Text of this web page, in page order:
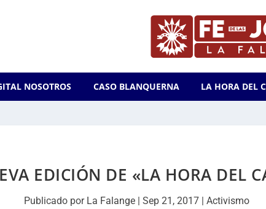
NOSOTROS CASO BLANQUERNA LA HORA DEL
EDICIÓN DE «LA HORA DEL
Publicado por La Falange |Sep 21, 2017 |Activismo